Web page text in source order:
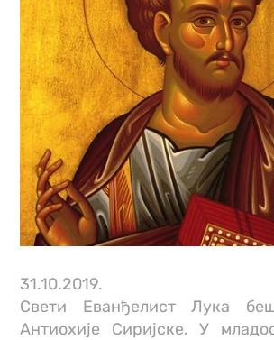
31.10.2019.
Свети Еванђелист Лука
Антиохије Сиријске. У